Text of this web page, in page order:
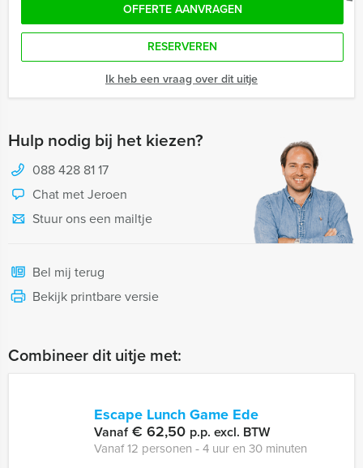
OFFERTE AANVRAGEN
RESERVEREN
Ik heb een vraag over dit uitje
Hulp nodig bij het kiezen?
088 428 81 17
Chat met Jeroen
Stuur ons een mailtje
Bel mij terug
Bekijk printbare versie
Combineer dit uitje met:
Escape Lunch Game Ede
Vanaf€ 62,50 p.p. excl. BTW
Vanaf 12 personen ‐ 4 uur en 30 minuten